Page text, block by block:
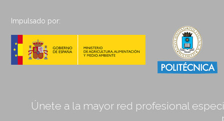
Impulsado por:
Únete a la mayor red profesional